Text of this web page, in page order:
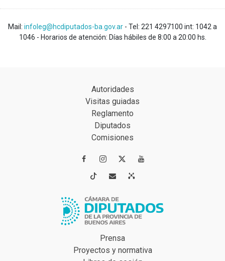
Mail: infoleg@hcdiputados-ba.gov.ar - Tel: 221 4297100 int: 1042 a
1046 - Horarios de atención: Días hábiles de 8:00 a 20:00 hs.
Autoridades
Visitas guiadas
Reglamento
Diputados
Comisiones
 
 
Prensa
Proyectos y normativa